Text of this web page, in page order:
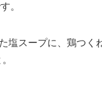
。
塩スープに、鶏つく